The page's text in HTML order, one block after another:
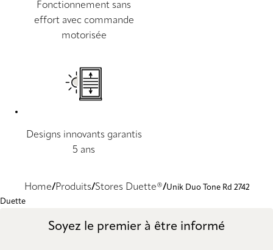
Fonctionnement sans
effort avec commande
motorisée
Designs innovants garantis
5 ans
Home Produits Stores Duette®
Unik Duo Tone Rd 2742
Duette
Soyez le premier à être informé